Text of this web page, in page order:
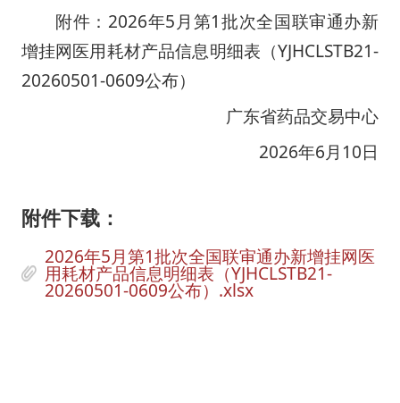
附件：2026年5月第1批次全国联审通办新
增挂网医用耗材产品信息明细表（YJHCLSTB21-
20260501-0609公布）
广东省药品交易中心
                             2026年6月10日
附件下载：
2026年5月第1批次全国联审通办新增挂网医
用耗材产品信息明细表（YJHCLSTB21-
20260501-0609公布）.xlsx